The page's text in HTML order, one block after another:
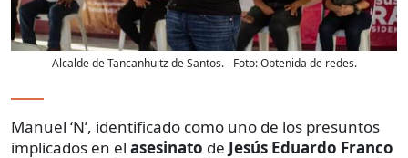
Alcalde de Tancanhuitz de Santos.- Foto:Obtenida de redes.
Manuel ‘N’, identificado como uno de los presuntos
implicados en el asesinato de Jesús Eduardo Franco